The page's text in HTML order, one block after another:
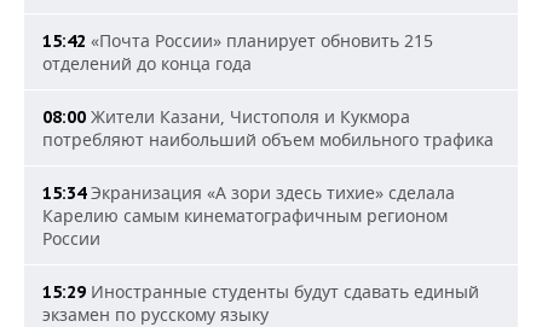
15:42 «Почта России» планирует обновить 215
отделений до конца года
08:00 Жители Казани, Чистополя и Кукмора
потребляют наибольший объем мобильного трафика
15:34Экранизация «А зори здесь тихие» сделала
Карелию самым кинематографичным регионом
России
15:29 Иностранные студенты будут сдавать единый
экзамен по русскому языку